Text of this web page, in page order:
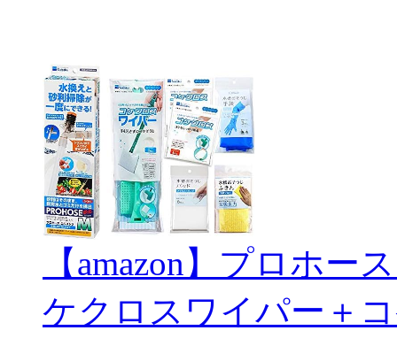
【amazon】プロホ
ケクロスワイパー＋